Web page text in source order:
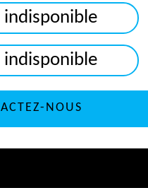
indisponible
indisponible
NOUS